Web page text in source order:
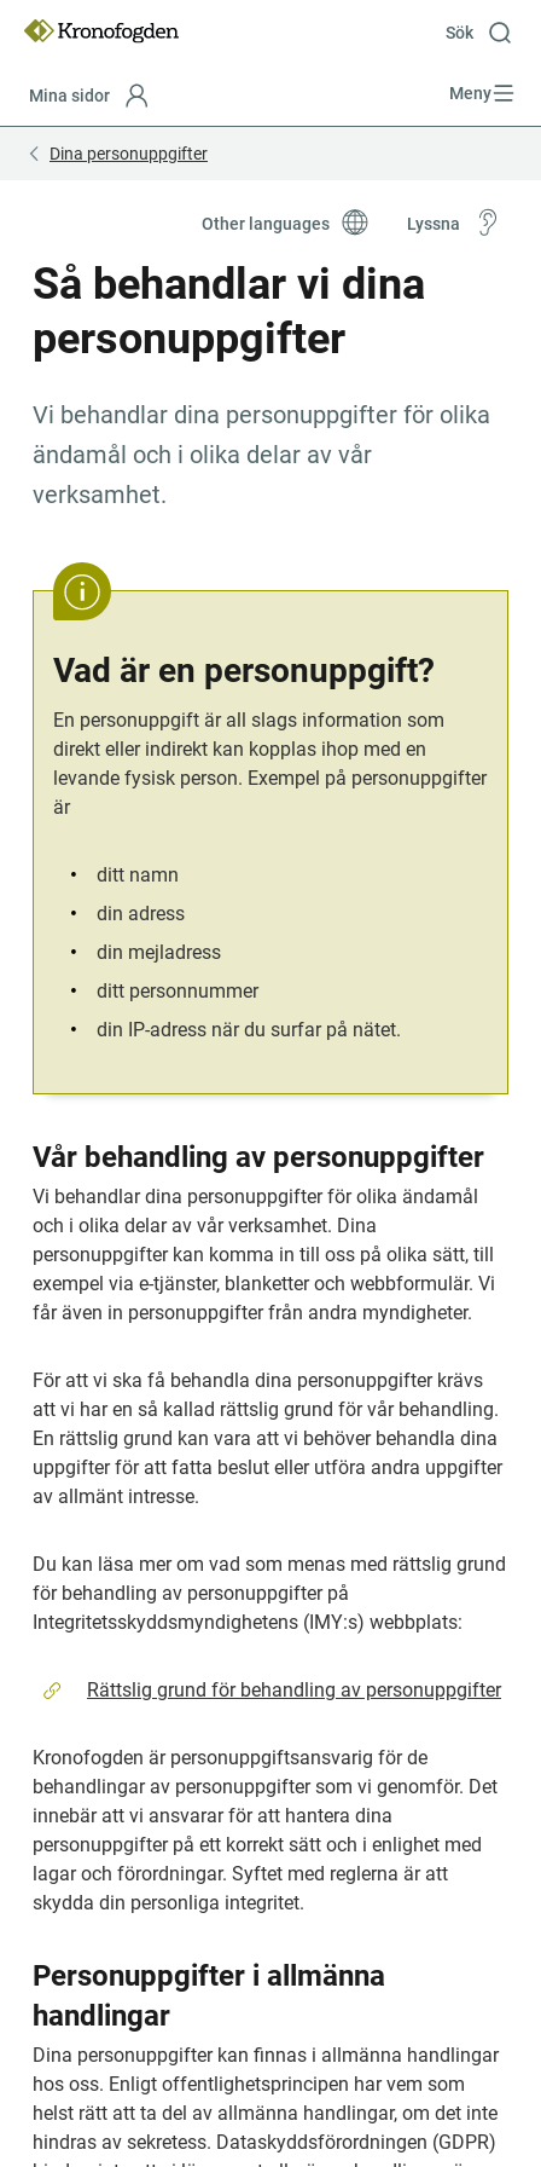
innehåll
Sök
Mina sidor Meny
Dina personuppgifter
Other languages Lyssna
Så behandlar vi dina
personuppgifter
Vi behandlar dina personuppgifter för olika
ändamål och i olika delar av vår
verksamhet.
Vad är en personuppgift?
En personuppgift är all slags information som
direkt eller indirekt kan kopplas ihop med en
levande fysisk person. Exempel på personuppgifter
är
ditt namn
din adress
din mejladress
ditt personnummer
din IP-adress när du surfar på nätet.
Vår behandling av personuppgifter
Vi behandlar dina personuppgifter för olika ändamål
och i olika delar av vår verksamhet. Dina
personuppgifter kan komma in till oss på olika sätt, till
exempel via e-tjänster, blanketter och webbformulär. Vi
får även in personuppgifter från andra myndigheter.
För att vi ska få behandla dina personuppgifter krävs
att vi har en så kallad rättslig grund för vår behandling.
En rättslig grund kan vara att vi behöver behandla dina
uppgifter för att fatta beslut eller utföra andra uppgifter
av allmänt intresse.
Du kan läsa mer om vad som menas med rättslig grund
för behandling av personuppgifter på
Integritetsskyddsmyndighetens (IMY:s) webbplats:
Rättslig grund för ­behandling av personuppgifter
Kronofogden är personuppgiftsansvarig för de
behandlingar av personuppgifter som vi genomför. Det
innebär att vi ansvarar för att hantera dina
personuppgifter på ett korrekt sätt och i enlighet med
lagar och förordningar. Syftet med reglerna är att
skydda din personliga integritet.
Personuppgifter i allmänna
handlingar
Dina personuppgifter kan finnas i allmänna handlingar
hos oss. Enligt offentlighetsprincipen har vem som
helst rätt att ta del av allmänna handlingar, om det inte
hindras av sekretess. Dataskyddsförordningen (GDPR)
start
end